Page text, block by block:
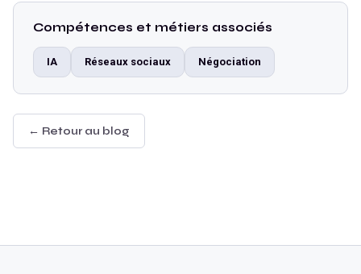
Compétences et métiers associés
IA Réseaux sociaux Négociation
← Retour au blog